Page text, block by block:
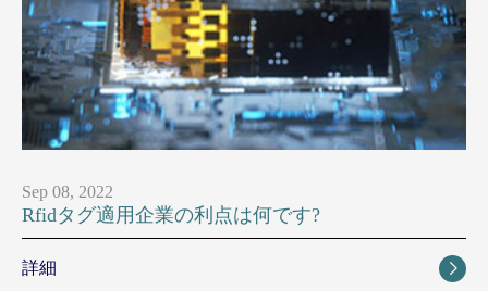
Sep 08, 2022
Rfidタグ適用企業の利点は何です?
詳細 